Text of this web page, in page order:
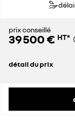
délai
prix conseillé
39 500 € HT*
détail du prix